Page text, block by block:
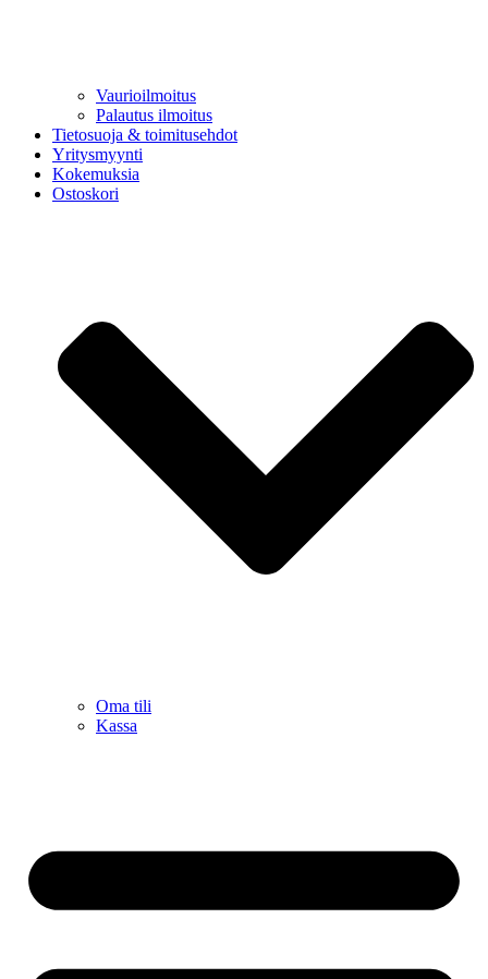
Vaurioilmoitus
Palautus ilmoitus
Tietosuoja & toimitusehdot
Yritysmyynti
Kokemuksia
Ostoskori
Oma tili
Kassa